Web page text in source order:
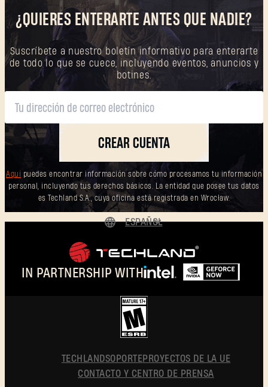
¿QUIERES ENTERARTE ANTES QUE NADIE?
Suscríbete a nuestro boletín informativo para enterarte
de todo lo que se cuece, incluyendo eventos, anuncios y
botines.
CREAR CUENTA
Aquí
puedes encontrar información sobre cómo procesamos tu información
personal, incluyendo tus derechos básicos. La entidad que posee tus datos
es Techland S.A., cuya oficina está registrada en Wrocław.
IN PARTNERSHIP WITH
ESPAÑOL
POLSKI
简体中文
TECHLANDSOPORTEPROYECTOS DE LA UE
CONTACTO Y CENTRO DE PRENSA